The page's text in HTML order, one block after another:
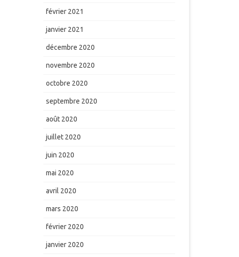
février 2021
janvier 2021
décembre 2020
novembre 2020
octobre 2020
septembre 2020
août 2020
juillet 2020
juin 2020
mai 2020
avril 2020
mars 2020
février 2020
janvier 2020